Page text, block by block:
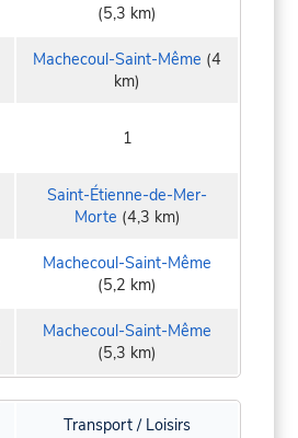
(5,3 km)
Machecoul-Saint-Même (4
km)
1
Saint-Étienne-de-Mer-
Morte (4,3 km)
Machecoul-Saint-Même
(5,2 km)
Machecoul-Saint-Même
(5,3 km)
Transport / Loisirs